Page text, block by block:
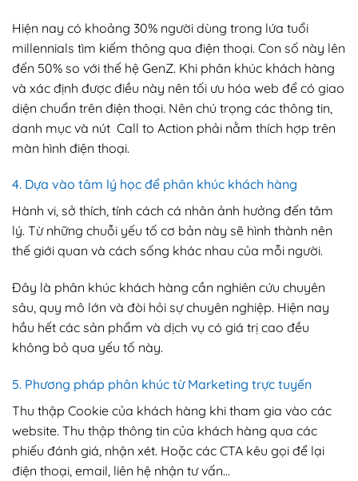
Hiện nay có khoảng 30% người dùng trong lứa tuổi
millennials tìm kiếm thông qua điện thoại. Con số này lên
đến 50% so với thế hệ GenZ. Khi phân khúc khách hàng
và xác định được điều này nên tối ưu hóa web để có giao
diện chuẩn trên điện thoại. Nên chú trọng các thông tin,
danh mục và nút Call to Action phải nằm thích hợp trên
màn hình điện thoại.
4. Dựa vào tâm lý học để phân khúc khách hàng
Hành vi, sở thích, tính cách cá nhân ảnh hưởng đến tâm
lý. Từ những chuỗi yếu tố cơ bản này sẽ hình thành nên
thế giới quan và cách sống khác nhau của mỗi người.
Đây là phân khúc khách hàng cần nghiên cứu chuyên
sâu, quy mô lớn và đòi hỏi sự chuyên nghiệp. Hiện nay
hầu hết các sản phẩm và dịch vụ có giá trị cao đều
không bỏ qua yếu tố này.
5. Phương pháp phân khúc từ Marketing trực tuyến
Thu thập Cookie của khách hàng khi tham gia vào các
website. Thu thập thông tin của khách hàng qua các
phiếu đánh giá, nhận xét. Hoặc các CTA kêu gọi để lại
điện thoại, email, liên hệ nhận tư vấn…